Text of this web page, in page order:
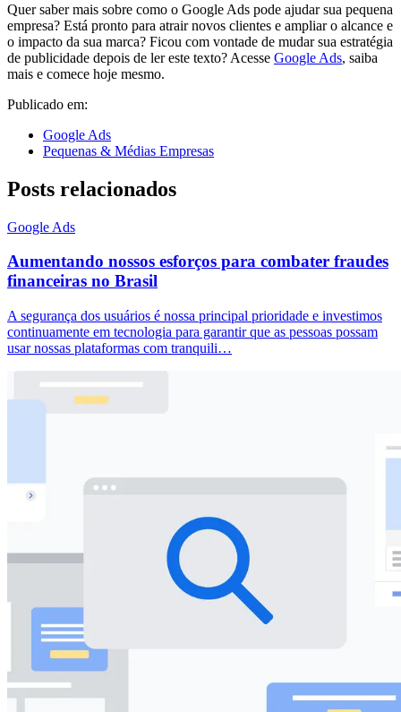
Quer saber mais sobre como o Google Ads pode ajudar sua pequena
empresa? Está pronto para atrair novos clientes e ampliar o alcance e
o impacto da sua marca? Ficou com vontade de mudar sua estratégia
de publicidade depois de ler este texto? Acesse Google Ads, saiba
mais e comece hoje mesmo.
Publicado em:
Google Ads
Pequenas & Médias Empresas
Posts relacionados
Google Ads
Aumentando nossos esforços para combater fraudes
financeiras no Brasil
A segurança dos usuários é nossa principal prioridade e investimos
continuamente em tecnologia para garantir que as pessoas possam
usar nossas plataformas com tranquili…